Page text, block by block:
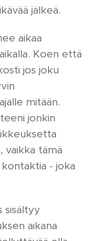
jälkeä.
aikaa
Koen että
jos joku
mitään.
jonkin
vaikka tämä
kontaktia - joka
sisältyy
aikana